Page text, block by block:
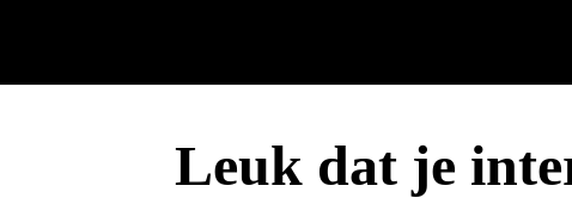
Leuk dat je